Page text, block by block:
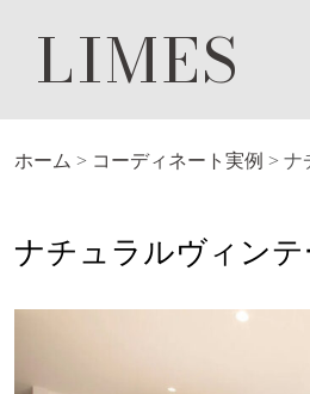
LIMES
ホーム > コーディネート実例 > ナ
ナチュラルヴィンテ